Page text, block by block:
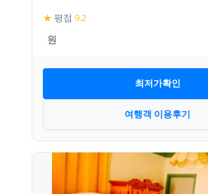
★ 평점 9.2
최저가확인
여행객 이용후기